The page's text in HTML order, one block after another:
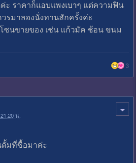
ะ ราคาก็แอบแพงเบาๆ แต่ความฟิน
รมาลองนั่งทานสักครั้งค่ะ
ซนขายของ เช่น แก้วมัค ช้อน ขนม
3
น.
ดั้มที่ซื้อมาค่ะ